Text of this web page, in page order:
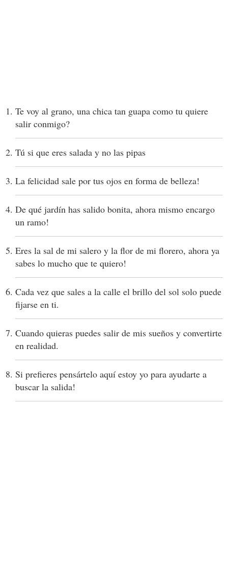
Te voy al grano, una chica tan guapa como tu quiere
salir conmigo?
Tú si que eres salada y no las pipas
La felicidad sale por tus ojos en forma de belleza!
De qué jardín has salido bonita, ahora mismo encargo
un ramo!
Eres la sal de mi salero y la flor de mi florero, ahora ya
sabes lo mucho que te quiero!
Cada vez que sales a la calle el brillo del sol solo puede
fijarse en ti.
Cuando quieras puedes salir de mis sueños y convertirte
en realidad.
Si prefieres pensártelo aquí estoy yo para ayudarte a
buscar la salida!